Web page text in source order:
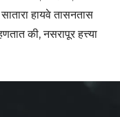
हायवे तासनतास
की, नसरापूर हत्त्या